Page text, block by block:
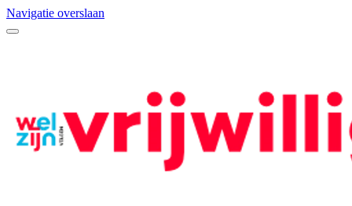
Navigatie overslaan